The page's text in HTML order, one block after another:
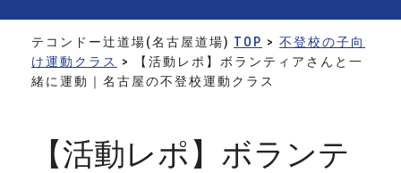
テコンドー辻道場(名古屋道場) TOP > 不登校の子向
け運動クラス
> 【活動レポ】ボランティアさんと一
緒に運動｜名古屋の不登校運動クラス
【活動レポ】ボランテ